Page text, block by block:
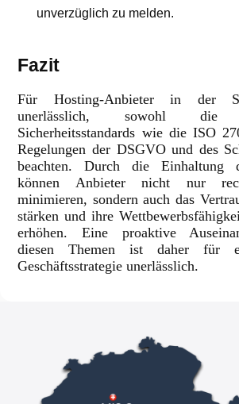
unverzüglich zu melden.
Fazit
Für Hosting-Anbieter in der
unerlässlich, sowohl die
Sicherheitsstandards wie die ISO
Regelungen der DSGVO und des
beachten. Durch die Einhaltung
können Anbieter nicht nur
minimieren, sondern auch das
stärken und ihre
erhöhen. Eine proaktive
diesen Themen ist daher für
Geschäftsstrategie unerlässlich.